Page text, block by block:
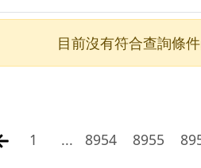
目前沒有符合查詢條
1 ... 8954 8955